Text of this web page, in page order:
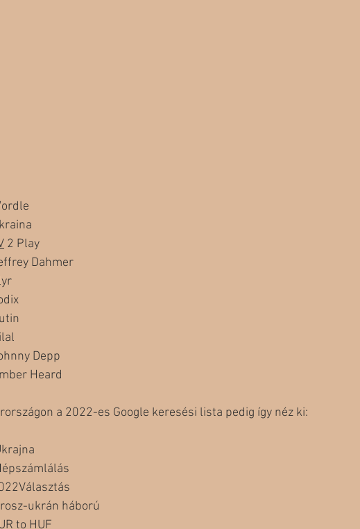
2 Play
Dahmer
Depp
Heard
a 2022-es Google keresési lista pedig így néz ki:
ukrán háború
to HUF